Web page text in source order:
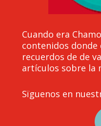
Cuando era
contenidos
recuerdos de de
artículos sobre la
Sïguenos en